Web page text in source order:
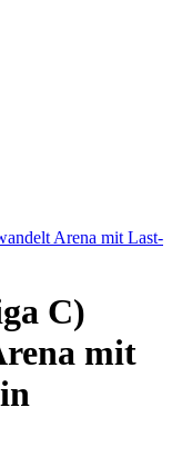
Arena mit Last-
C)
mit